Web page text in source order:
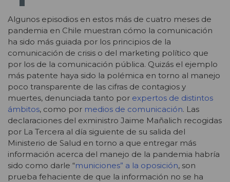
Algunos episodios en estos más de cuatro meses de
pandemia en Chile muestran cómo la comunicación
ha sido más guiada por los principios de la
comunicación de crisis o del marketing político que
por los de la comunicación pública. Quizás el ejemplo
más patente haya sido la polémica en torno al manejo
poco transparente de las cifras de contagios y
muertes, denunciada tanto por expertos de distintos
ámbitos, como por medios de comunicación. Las
declaraciones del exministro Jaime Mañalich recogidas
por La Tercera al día siguiente de su salida del
Ministerio de Salud en torno a que entregar más
información acerca del manejo de la pandemia habría
sido como darle “municiones” a la oposición, son
prueba fehaciente de que la información no se ha